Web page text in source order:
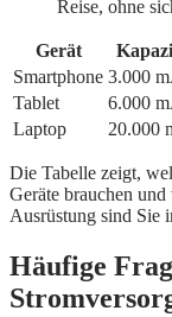
Reise, ohne
Gerät
Smartphone 3.000
Tablet
6.000
Laptop
20.000
Die Tabelle zeigt,
Geräte brauchen
Ausrüstung sind Sie
Häufige